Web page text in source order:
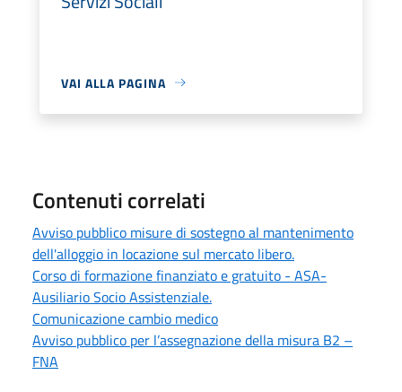
VAI ALLA PAGINA
Contenuti correlati
Avviso pubblico misure di sostegno al mantenimento
dell'alloggio in locazione sul mercato libero.
Corso di formazione finanziato e gratuito - ASA-
Ausiliario Socio Assistenziale.
Comunicazione cambio medico
Avviso pubblico per l’assegnazione della misura B2 –
FNA